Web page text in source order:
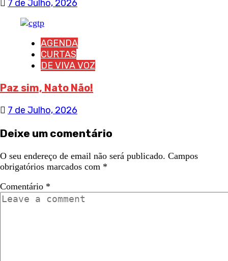
7 de Julho, 2026
AGENDA
CURTAS
DE VIVA VOZ
Paz sim, Nato Não!
7 de Julho, 2026
Deixe um comentário
O seu endereço de email não será publicado. Campos
obrigatórios marcados com *
Comentário *